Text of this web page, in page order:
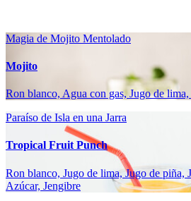
Magia de Mojito Mentolado
Mojito
Ron blanco, Agua con gas, Jugo de
Paraíso de Isla en una Jarra
Tropical Fruit Punch
Ron blanco, Jugo de lima, Jugo de piña,
Azúcar, Jengibre